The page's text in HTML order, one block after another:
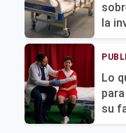
la
Lo
su